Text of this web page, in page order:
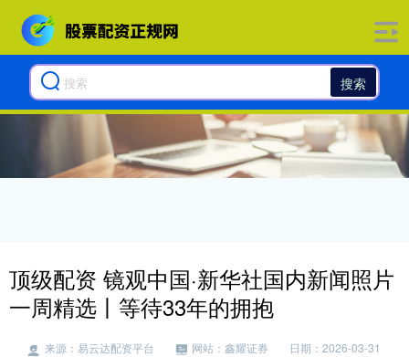
搜索
顶级配资 镜观中国·新华社国内新闻照片
一周精选丨等待33年的拥抱
来源：易云达配资平台 网站：鑫耀证券
日期：2026-03-31